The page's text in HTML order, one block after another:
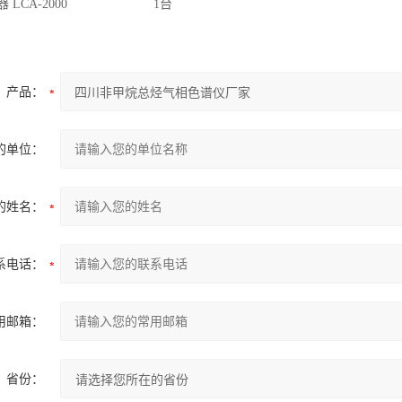
生器 LCA-2000 1台
产品：
单位：
姓名：
电话：
邮箱：
省份：